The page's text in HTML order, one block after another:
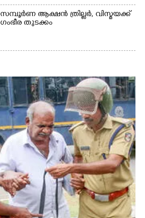
സമ്പൂർണ ആക്ഷൻ ത്രില്ലർ,​ വിസ്മയക്ക്
ഗംഭീര തുടക്കം